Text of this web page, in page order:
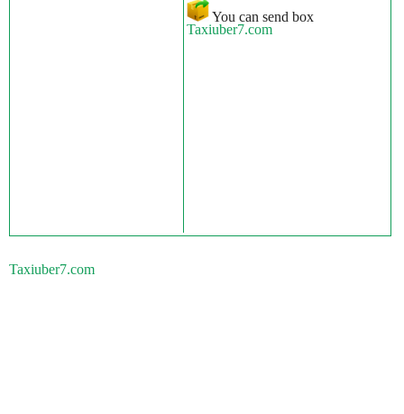
You can send box
Taxiuber7.com
Taxiuber7.com